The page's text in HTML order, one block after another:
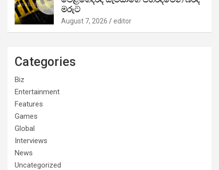
මරුට
August 7, 2026 editor
Categories
Biz
Entertainment
Features
Games
Global
Interviews
News
Uncategorized